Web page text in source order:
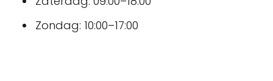
Zondag: 10:00–17:00